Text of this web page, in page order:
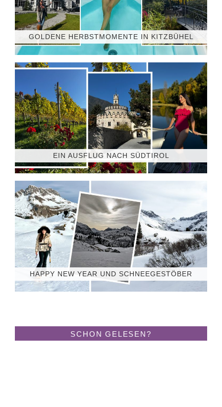
GOLDENE HERBSTMOMENTE IN KITZBÜHEL
EIN AUSFLUG NACH SÜDTIROL
HAPPY NEW YEAR UND SCHNEEGESTÖBER
SCHON GELESEN?